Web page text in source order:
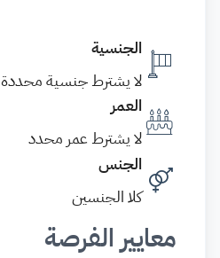
الجنسية
لا يشترط جنسية محددة
العمر
لا يشترط عمر محدد
الجنس
كلا الجنسين
معايير الفرصة